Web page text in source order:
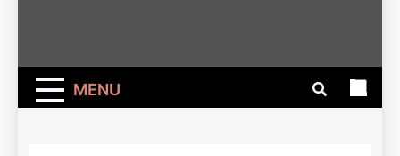
MENU